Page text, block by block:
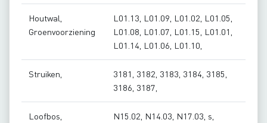
Houtwal,
Groenvoorziening
L01.13, L01.09, L01.02, L01.05,
L01.08, L01.07, L01.15, L01.01,
L01.14, L01.06, L01.10,
Struiken,
3181, 3182, 3183, 3184, 3185,
3186, 3187,
Loofbos,
N15.02, N14.03, N17.03, s,